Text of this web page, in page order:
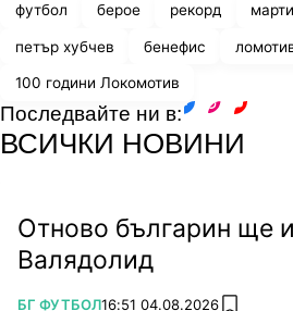
футбол берое рекорд
петър хубчев бенефис
100 години Локомотив
Последвайте ни в:
ВСИЧКИ НОВИНИ
Отново българин ще
Валядолид
ПОВЕЧЕ ОТ
БГ ФУТБОЛ16:51 04.08.2026